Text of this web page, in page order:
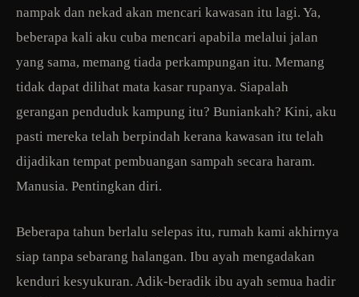
nampak dan nekad akan mencari kawasan itu lagi. Ya,
beberapa kali aku cuba mencari apabila melalui jalan
yang sama, memang tiada perkampungan itu. Memang
tidak dapat dilihat mata kasar rupanya. Siapalah
gerangan penduduk kampung itu? Buniankah? Kini, aku
pasti mereka telah berpindah kerana kawasan itu telah
dijadikan tempat pembuangan sampah secara haram.
Manusia. Pentingkan diri.
Beberapa tahun berlalu selepas itu, rumah kami akhirnya
siap tanpa sebarang halangan. Ibu ayah mengadakan
kenduri kesyukuran. Adik-beradik ibu ayah semua hadir